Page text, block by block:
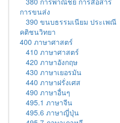
การขนส่ง
390 ขนบธรรมเนียม ประเพณี
คติชนวิทยา
400 ภาษาศาสตร์
410 ภาษาศาสตร์
420 ภาษาอังกฤษ
430 ภาษาเยอรมัน
440 ภาษาฝรั่งเศส
490 ภาษาอื่นๆ
495.1 ภาษาจีน
495.6 ภาษาญี่ปุ่น